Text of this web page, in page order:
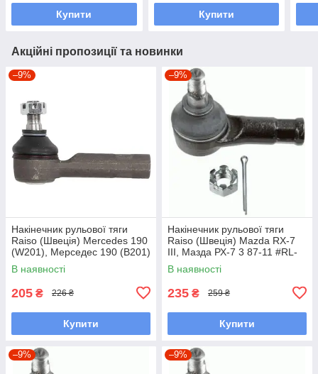
Купити Купити
Акційні пропозиції та новинки
–9%
Накінечник рульової тяги
Raiso (Швеція) Mercedes 190
(W201), Мерседес 190 (В201)
82-93 #RL-338110M
UAMHIRZ7
В наявності
205 ₴ 226 ₴
Купити
–9%
Накінечник рульової тяги
Raiso (Швеція) Mazda RX-7
III, Мазда РХ-7 3 87-11 #RL-
232280M UABTPIP7
В наявності
235 ₴ 259 ₴
Купити
–9% –9%